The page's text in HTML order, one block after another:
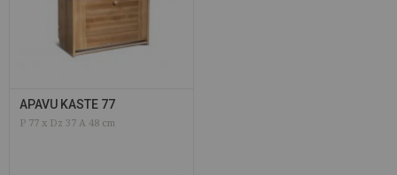
APAVU KASTE 77
P 77 x Dz 37 A 48 cm